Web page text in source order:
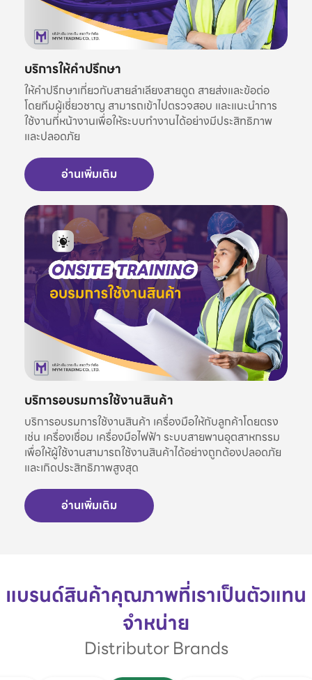
บริการให้คำปรึกษา
ให้คำปรึกษาเกี่ยวกับสายลำเลียงสายดูด สายส่งและข้อต่อ
โดยทีมผู้เชี่ยวชาญ สามารถเข้าไปตรวจสอบ และแนะนำการ
ใช้งานที่หน้างานเพื่อให้ระบบทำงานได้อย่างมีประสิทธิภาพ
และปลอดภัย
อ่านเพิ่มเติม
บริการอบรมการใช้งานสินค้า
บริการอบรมการใช้งานสินค้า เครื่องมือให้กับลูกค้าโดยตรง
เช่น เครื่องเชื่อม เครื่องมือไฟฟ้า ระบบสายพานอุตสาหกรรม
เพื่อให้ผู้ใช้งานสามารถใช้งานสินค้าได้อย่างถูกต้องปลอดภัย
และเกิดประสิทธิภาพสูงสุด
อ่านเพิ่มเติม
แบรนด์สินค้าคุณภาพที่เราเป็นตัวแทน
จำหน่าย
Distributor Brands